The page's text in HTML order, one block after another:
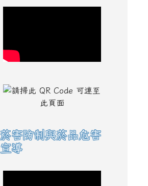
菸害防制與菸品危害
宣導